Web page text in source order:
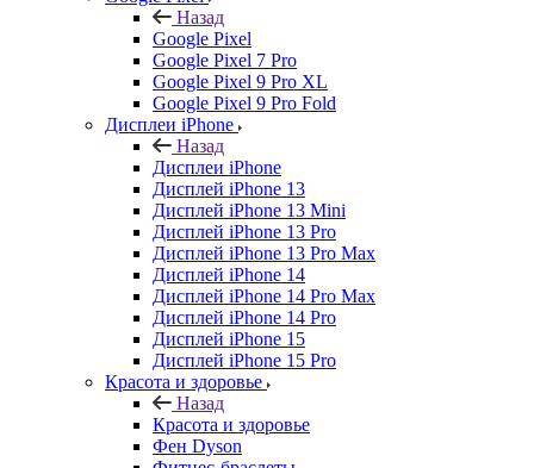
Назад
Google Pixel
Google Pixel 7 Pro
Google Pixel 9 Pro XL
Google Pixel 9 Pro Fold
Дисплеи iPhone
Назад
Дисплеи iPhone
Дисплей iPhone 13
Дисплей iPhone 13 Mini
Дисплей iPhone 13 Pro
Дисплей iPhone 13 Pro Max
Дисплей iPhone 14
Дисплей iPhone 14 Pro Max
Дисплей iPhone 14 Pro
Дисплей iPhone 15
Дисплей iPhone 15 Pro
Красота и здоровье
Назад
Красота и здоровье
Фен Dyson